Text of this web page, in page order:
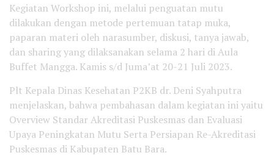
Kegiatan Workshop ini, melalui penguatan mutu
dilakukan dengan metode pertemuan tatap muka,
paparan materi oleh narasumber, diskusi, tanya jawab,
dan sharing yang dilaksanakan selama 2 hari di Aula
Buffet Mangga. Kamis s/d Juma’at 20-21 Juli 2023.
Plt Kepala Dinas Kesehatan P2KB dr. Deni Syahputra
menjelaskan, bahwa pembahasan dalam kegiatan ini yaitu
Overview Standar Akreditasi Puskesmas dan Evaluasi
Upaya Peningkatan Mutu Serta Persiapan Re-Akreditasi
Puskesmas di Kabupaten Batu Bara.